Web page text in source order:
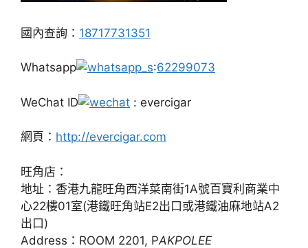
國內查詢： 18717731351
Whatsapp :62299073
WeChat ID : evercigar
網頁： http://evercigar.com
旺角店：
地址：香港九龍旺角西洋菜南街1A號百寶利商業中
心22樓01室(港鐵旺角站E2出口或港鐵油麻地站A2
出口)
Address：ROOM 2201, PAKPOLEE